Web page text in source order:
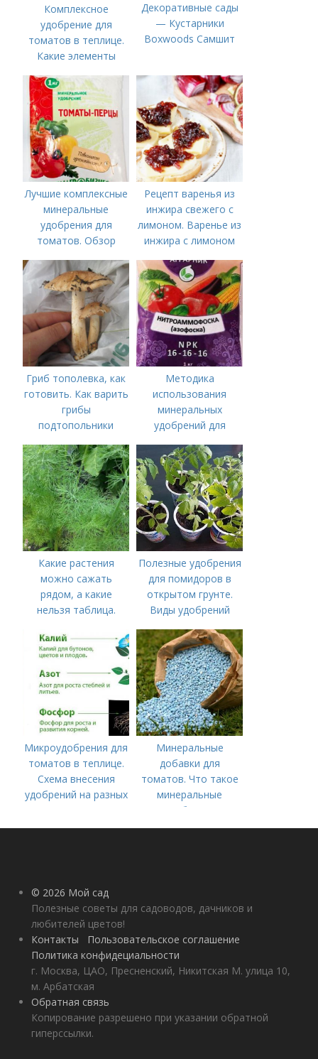
Комплексное
удобрение для
томатов в теплице.
Какие элементы
особенности их
внесения
Декоративные сады
— Кустарники
Boxwoods Самшит
Лучшие комплексные
минеральные
удобрения для
томатов. Обзор
удобрений для
томатов: правила
внесения в почву
Рецепт варенья из
инжира свежего с
лимоном. Варенье из
инжира с лимоном
Гриб тополевка, как
готовить. Как варить
грибы
подтопольники
Методика
использования
минеральных
удобрений для
Минеральное
питание
Какие растения
можно сажать
рядом, а какие
нельзя таблица.
Полезные удобрения
для помидоров в
открытом грунте.
Виды удобрений
Микроудобрения для
томатов в теплице.
Схема внесения
удобрений на разных
помидоров
Минеральные
добавки для
томатов. Что такое
минеральные
удобрения
© 2026 Мой сад
Полезные советы для садоводов, дачников и
любителей цветов!
Контакты
Пользовательское соглашение
Политика конфидециальности
г. Москва, ЦАО, Пресненский, Никитская М. улица 10,
м. Арбатская
Обратная связь
Копирование разрешено при указании обратной
гиперссылки.